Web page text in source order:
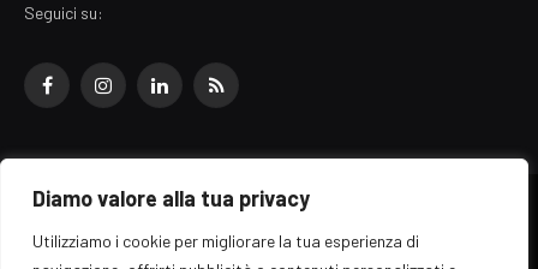
Diamo valore alla tua privacy
Utilizziamo i cookie per migliorare la tua esperienza di
Seguici su:
FacebookInstagramLinkedInRSS
© 2026 EZ Rome Designed by ARvis.it
Il portale EZ Rome e' una testata giornalistica di carattere generalista